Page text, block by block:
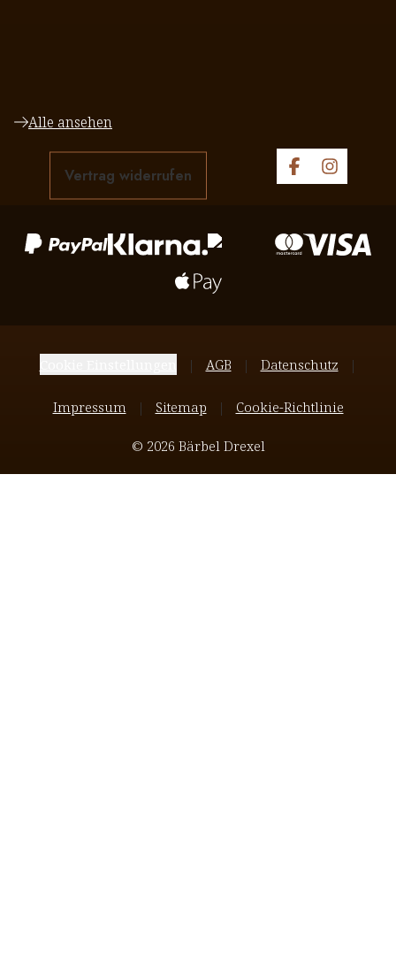
Alle ansehen
Vertrag widerrufen
AGB Datenschutz
Impressum Sitemap Cookie-Richtlinie
© 2026 Bärbel Drexel